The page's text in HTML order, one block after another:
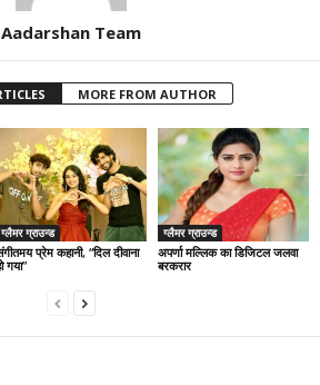
Aadarshan Team
MORE FROM AUTHOR
ग्लैमर ग्राउन्ड
प्रेम कहानी, “दिल दीवाना
गया”
ग्लैमर ग्राउन्ड
अपर्णा मल्लिक का डिजिटल जलवा
बरकरार